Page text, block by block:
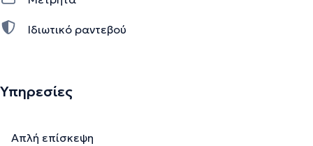
Ιδιωτικό ραντεβού
Υπηρεσίες
Απλή επίσκεψη